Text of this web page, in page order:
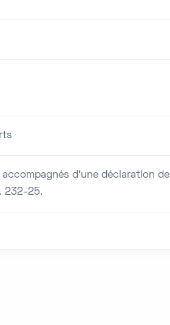
d'une déclaration
232-25.